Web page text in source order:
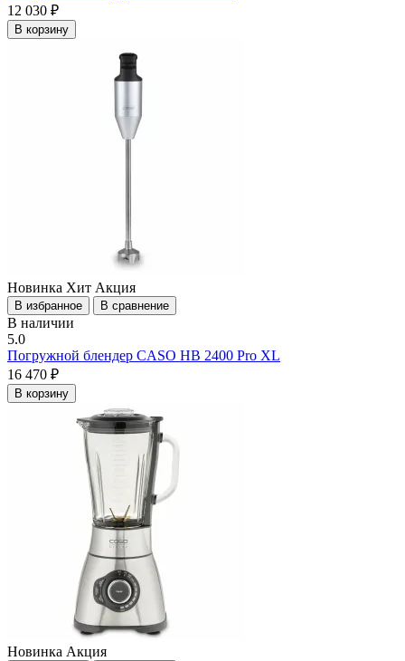
12 030 ₽
В корзину
Новинка Хит Акция
В избранное В сравнение
В наличии
5.0
Погружной блендер CASO HB 2400 Pro XL
16 470 ₽
В корзину
Новинка Акция